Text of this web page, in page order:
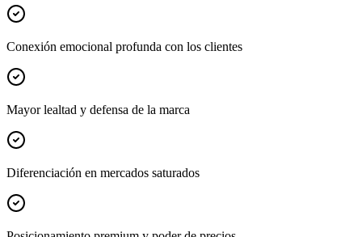
Conexión emocional profunda con los clientes
Mayor lealtad y defensa de la marca
Diferenciación en mercados saturados